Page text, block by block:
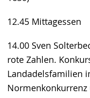
12.45 Mittagessen
14.00 Sven
rote Zahlen.
Landadelsfamilien